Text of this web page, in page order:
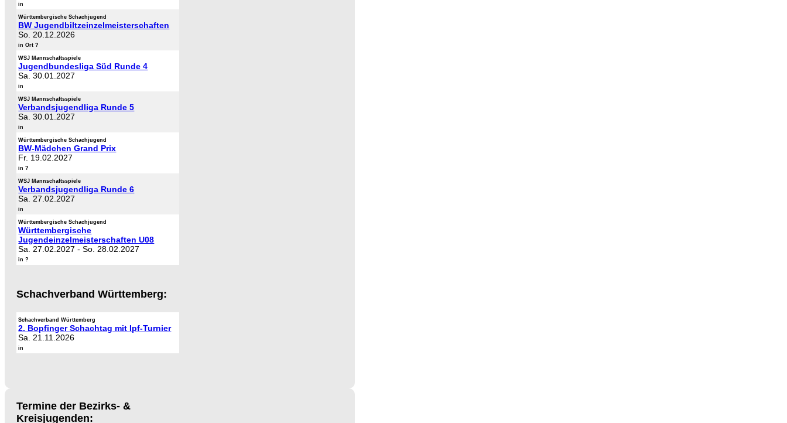
in
Württembergische Schachjugend
BW Jugendbiltzeinzelmeisterschaften
So. 20.12.2026
in Ort ?
WSJ Mannschaftsspiele
Jugendbundesliga Süd Runde 4
Sa. 30.01.2027
in
WSJ Mannschaftsspiele
Verbandsjugendliga Runde 5
Sa. 30.01.2027
in
Württembergische Schachjugend
BW-Mädchen Grand Prix
Fr. 19.02.2027
in ?
WSJ Mannschaftsspiele
Verbandsjugendliga Runde 6
Sa. 27.02.2027
in
Württembergische Schachjugend
Württembergische
Jugendeinzelmeisterschaften U08
Sa. 27.02.2027 -So. 28.02.2027
in ?
Schachverband Württemberg:
Schachverband Württemberg
2. Bopfinger Schachtag mit Ipf-Turnier
Sa. 21.11.2026
in
Termine der Bezirks- &
Kreisjugenden: